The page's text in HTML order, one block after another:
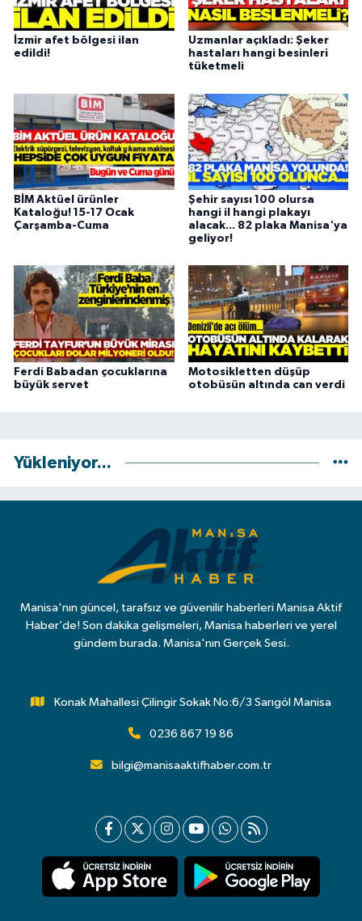
İzmir afet bölgesi ilan
edildi!
Uzmanlar açıkladı: Şeker
hastaları hangi besinleri
tüketmeli
BİM Aktüel ürünler
Kataloğu! 15-17 Ocak
Çarşamba-Cuma
Şehir sayısı 100 olursa
hangi il hangi plakayı
alacak... 82 plaka Manisa'ya
geliyor!
Ferdi Babadan çocuklarına
büyük servet
Motosikletten düşüp
otobüsün altında can verdi
Yükleniyor...
Manisa'nın güncel, tarafsız ve güvenilir haberleri Manisa Aktif
Haber’de! Son dakika gelişmeleri, Manisa haberleri ve yerel
gündem burada. Manisa'nın Gerçek Sesi.
Konak Mahallesi Çilingir Sokak No:6/3 Sarıgöl Manisa
0236 867 19 86
bilgi@manisaaktifhaber.com.tr